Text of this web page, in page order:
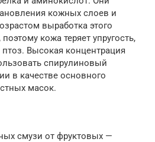
кожных слоев и
выработка этого
кожа теряет упругость,
Высокая концентрация
спирулиновый
в качестве основного
масок.
смузи от фруктовых —